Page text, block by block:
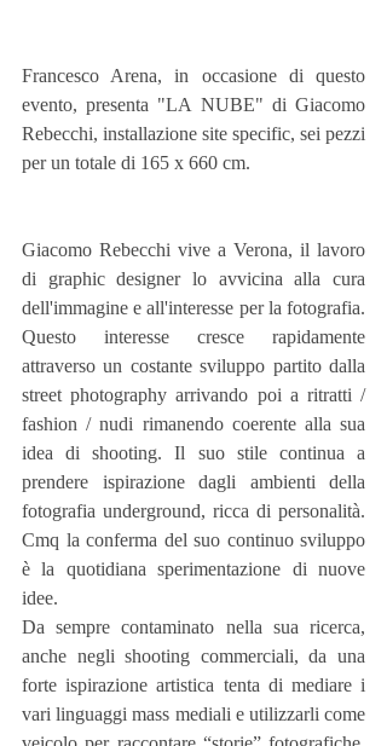
Francesco Arena, in occasione di questo
evento, presenta "LA NUBE" di Giacomo
Rebecchi, installazione site specific, sei pezzi
per un totale di 165 x 660 cm.
Giacomo Rebecchi vive a Verona, il lavoro
di graphic designer lo avvicina alla cura
dell'immagine e all'interesse per la fotografia.
Questo interesse cresce rapidamente
attraverso un costante sviluppo partito dalla
street photography arrivando poi a ritratti /
fashion / nudi rimanendo coerente alla sua
idea di shooting. Il suo stile continua a
prendere ispirazione dagli ambienti della
fotografia underground, ricca di personalità.
Cmq la conferma del suo continuo sviluppo
è la quotidiana sperimentazione di nuove
idee.
Da sempre contaminato nella sua ricerca,
anche negli shooting commerciali, da una
forte ispirazione artistica tenta di mediare i
vari linguaggi mass mediali e utilizzarli come